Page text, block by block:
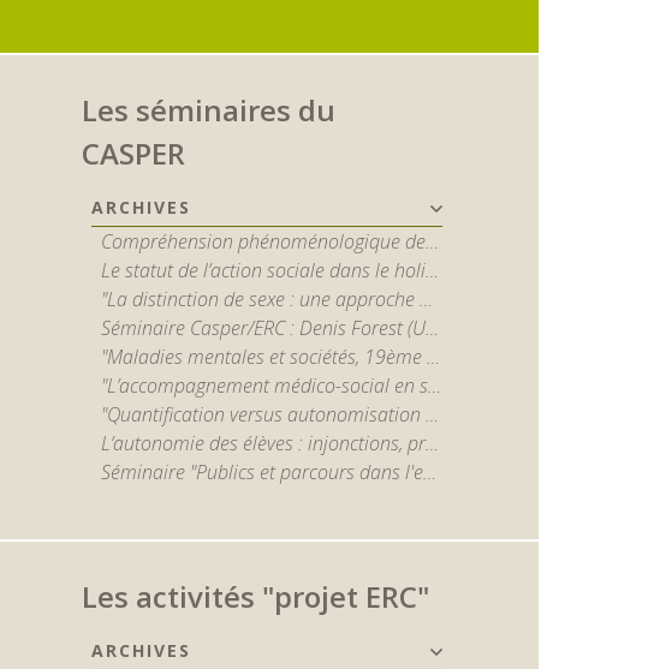
Les séminaires du
CASPER
ARCHIVES
Compréhension phénoménologique de la schizophrénie : apports et limites des outils qualitatifs - par Jérôme Englebert
Le statut de l’action sociale dans le holisme – Critique des sociologies potestatives et interactionnistes - par Stéphane Vibert
"La distinction de sexe : une approche maussienne en études de genre et quelques débats au sein du holisme méthodologique" par Irène Théry
Séminaire Casper/ERC : Denis Forest (Université Paris-1) “Santé mentale, bien-être, et promesses de la recherche en neurosciences”
"Maladies mentales et sociétés, 19ème - 21ème siècles" par Nicolas Henckes (CNRS) et Benoît Majerus (U. du Luxembourg)
"L’accompagnement médico-social en santé mentale : politiques, organisations, pratiques et expériences sociales du handicap psychique" par Marcos Azevedo (EHESS)
"Quantification versus autonomisation ? Retour sur les épreuves organisationnelles d'un opérateur social dédié au relogement en Île-de-France" par Baptiste Legros (LIER-FYT, EHESS)
L’autonomie des élèves : injonctions, pratiques, inégalités - P. Rayou (sociologue, professeur émérite en sciences de l’éducation de l’Université Paris 8)
Séminaire "Publics et parcours dans l'enseignement supérieur"
Les activités "projet ERC"
ARCHIVES